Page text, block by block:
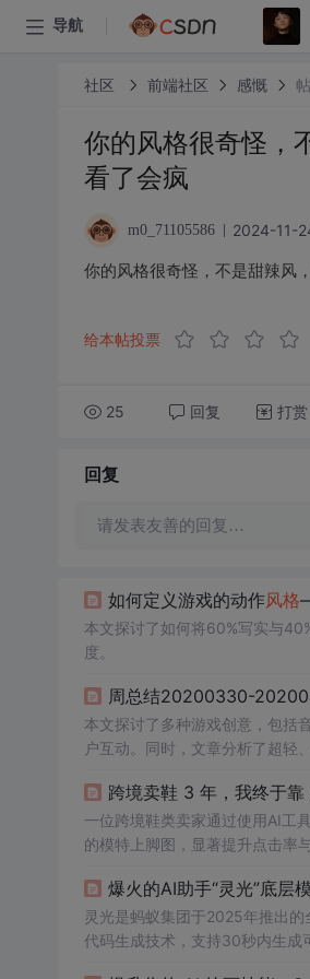
导航
社区 前端社区 感慨
你的风格很奇怪，
看了会疯
m0_71105586 2024-11-
你的风格很奇怪，不是甜辣风
给本帖投票
25 回复 打赏
回复
请发表友善的回复…
如何定义游戏的动作风格
本文探讨了如何将60%写实与
度。
周总结20200330-
本文探讨了多种游戏创意，包括
户互动。同时，文章分析了超轻
跨境卖鞋 3 年，我终于靠
一位跨境鞋类卖家通过使用AI工
的模特上脚图，显著提升点击率
爆火的AI助手“灵光”底层
灵光是蚂蚁集团于2025年推出的
代码生成技术，支持30秒内生成